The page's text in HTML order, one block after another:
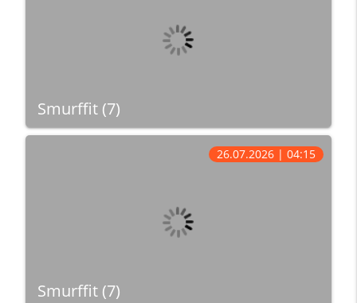
Smurffit (7)
Smurffit (7)
26.07.2026 | 04:15